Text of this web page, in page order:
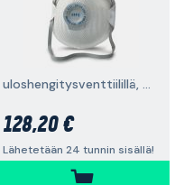
uloshengitysventtiilillä, FFP3, 20 kpl
128,20 €
Lähetetään 24 tunnin sisällä!